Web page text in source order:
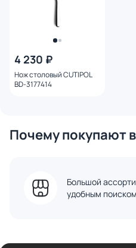
4 230 ₽
Нож столовый CUTIPOL
BD-3177414
Почему покупают
Большой
удобным поиском